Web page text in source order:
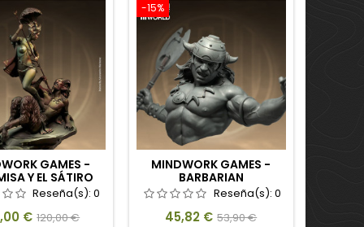
GAMES -
Y EL SÁTIRO
Reseña(s):0
€ Precio
120,00 €
-15%
MINDWORK GAMES -
BARBARIAN
Reseña(s): 0
Precio
45,82 € Precio
53,90 €